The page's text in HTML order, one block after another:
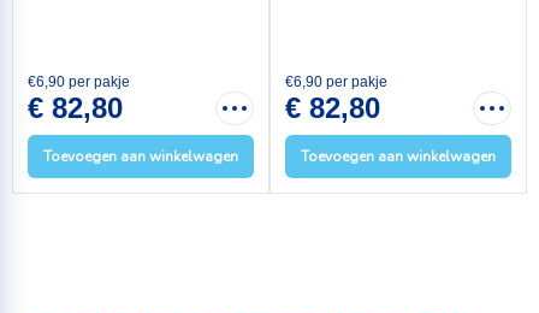
€6,90 per pakje
€ 82,80
Toevoegen aan winkelwagen
€6,90 per pakje
€ 82,80
Toevoegen aan winkelwagen